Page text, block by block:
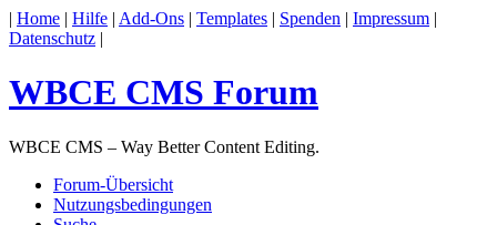
| Home | Hilfe | Add-Ons | Templates | Spenden | Impressum |
Datenschutz |
WBCE CMS Forum
WBCE CMS – Way Better Content Editing.
Forum-Übersicht
Nutzungsbedingungen